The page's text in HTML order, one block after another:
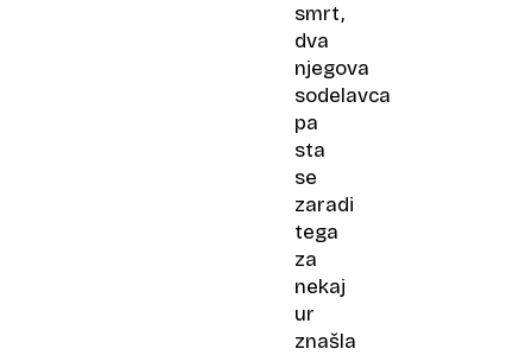
smrt,
dva
njegova
sodelavca
pa
sta
se
zaradi
tega
za
nekaj
ur
znašla